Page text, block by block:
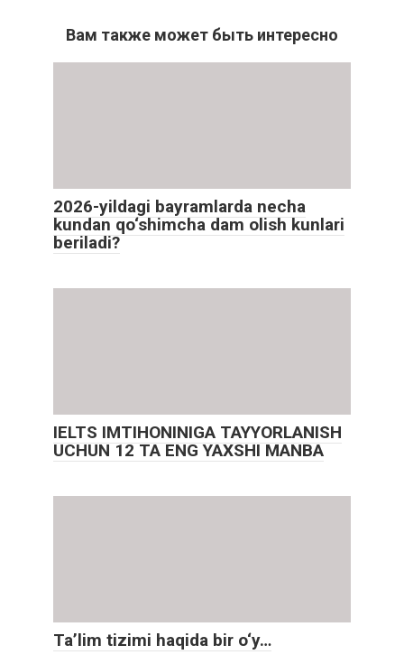
Вам также может быть интересно
2026-yildagi bayramlarda necha
kundan qo‘shimcha dam olish kunlari
beriladi?
IELTS IMTIHONINIGA TAYYORLANISH
UCHUN 12 TA ENG YAXSHI MANBA
Ta’lim tizimi haqida bir o‘y…